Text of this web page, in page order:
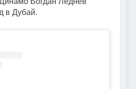
в Дубай.